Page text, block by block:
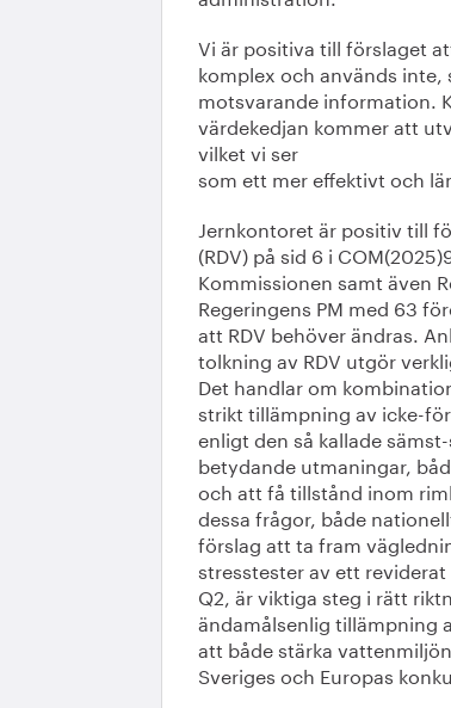
Vi är positiva till förslaget
komplex och används inte,
motsvarande information.
värdekedjan kommer att
vilket vi ser
som ett mer effektivt och
Jernkontoret är positiv till
(RDV) på sid 6 i
Kommissionen samt även
Regeringens PM med 63
att RDV behöver ändras.
tolkning av RDV utgör
Det handlar om
strikt tillämpning av icke-
enligt den så kallade
betydande utmaningar,
och att få tillstånd inom
dessa frågor, både
förslag att ta fram
stresstester av ett
Q2, är viktiga steg i rätt
ändamålsenlig tillämpning
att både stärka
Sveriges och Europas